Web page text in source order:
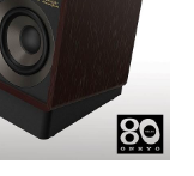
der erste Film
gedreht
dem folgenden